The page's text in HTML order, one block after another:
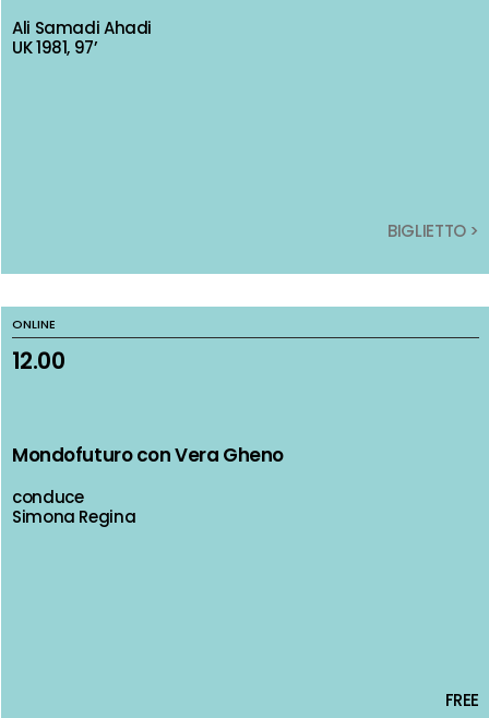
Ali Samadi Ahadi
UK 1981, 97’
BIGLIETTO >
Ali Samadi Ahadi
UK 1981, 97’
BIGLIETTO >
ONLINE
12.00
Mondofuturo con Vera Gheno
conduce
Simona Regina
FREE
ONLINE
12.00
Mondofuturo con Vera Gheno
conduce
Simona Regina
FREE